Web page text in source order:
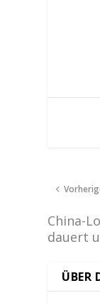
China-
dauert
ÜBER